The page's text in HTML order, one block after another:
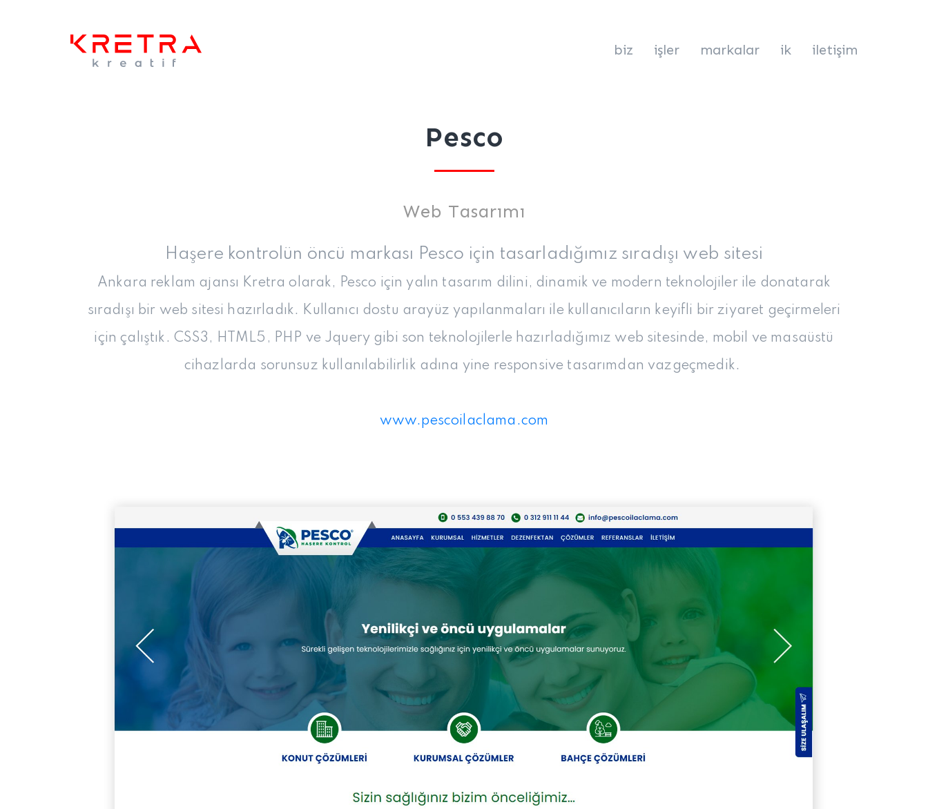
biz işler markalar ik iletişim
Pesco
Web Tasarımı
Haşere kontrolün öncü markası Pesco için tasarladığımız sıradışı web sitesi
Ankara reklam ajansı Kretra olarak, Pesco için yalın tasarım dilini, dinamik ve modern teknolojiler ile donatarak
sıradışı bir web sitesi hazırladık. Kullanıcı dostu arayüz yapılanmaları ile kullanıcıların keyifli bir ziyaret geçirmeleri
için çalıştık. CSS3, HTML5, PHP ve Jquery gibi son teknolojilerle hazırladığımız web sitesinde, mobil ve masaüstü
cihazlarda sorunsuz kullanılabilirlik adına yine responsive tasarımdan vazgeçmedik.
www.pescoilaclama.com